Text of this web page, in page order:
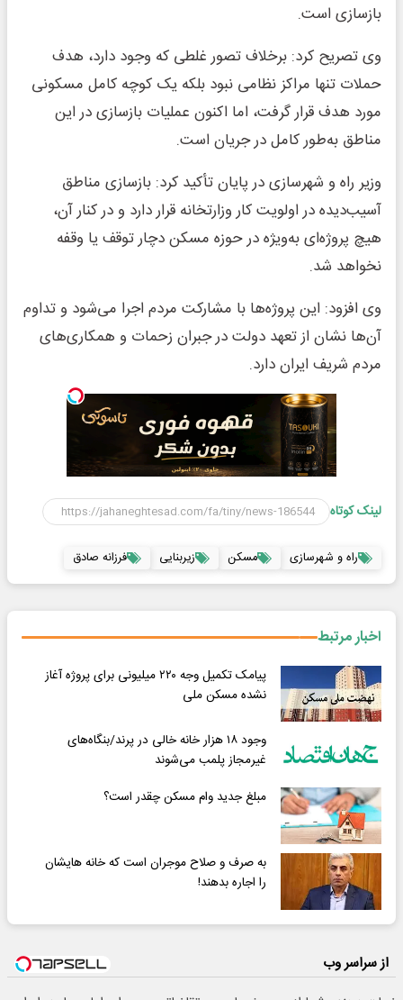
بازسازی است.
وی تصریح کرد: برخلاف تصور غلطی که وجود دارد، هدف
حملات تنها مراکز نظامی نبود بلکه یک کوچه کامل مسکونی
مورد هدف قرار گرفت، اما اکنون عملیات بازسازی در این
مناطق به‌طور کامل در جریان است.
وزیر راه و شهرسازی در پایان تأکید کرد: بازسازی مناطق
آسیب‌دیده در اولویت کار وزارتخانه قرار دارد و در کنار آن،
هیچ پروژه‌ای به‌ویژه در حوزه مسکن دچار توقف یا وقفه
نخواهد شد.
وی افزود: این پروژه‌ها با مشارکت مردم اجرا می‌شود و تداوم
آن‌ها نشان از تعهد دولت در جبران زحمات و همکاری‌های
مردم شریف ایران دارد.
لینک کوتاه
راه و شهرسازی مسکن زیربنایی فرزانه صادق
اخبار مرتبط
پیامک تکمیل وجه ۲۲۰ میلیونی برای پروژه آغاز
نشده مسکن ملی
وجود ۱۸ هزار خانه خالی در پرند/بنگاه‌های
غیرمجاز پلمب می‌شوند
مبلغ جدید وام مسکن چقدر است؟
به صرف و صلاح موجران است که خانه هایشان
را اجاره بدهند!
از سراسر وب